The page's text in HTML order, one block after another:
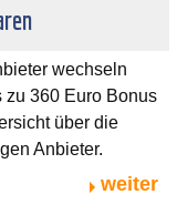
wechseln
zu 360 Euro Bonus
über die
Anbieter.
weiter